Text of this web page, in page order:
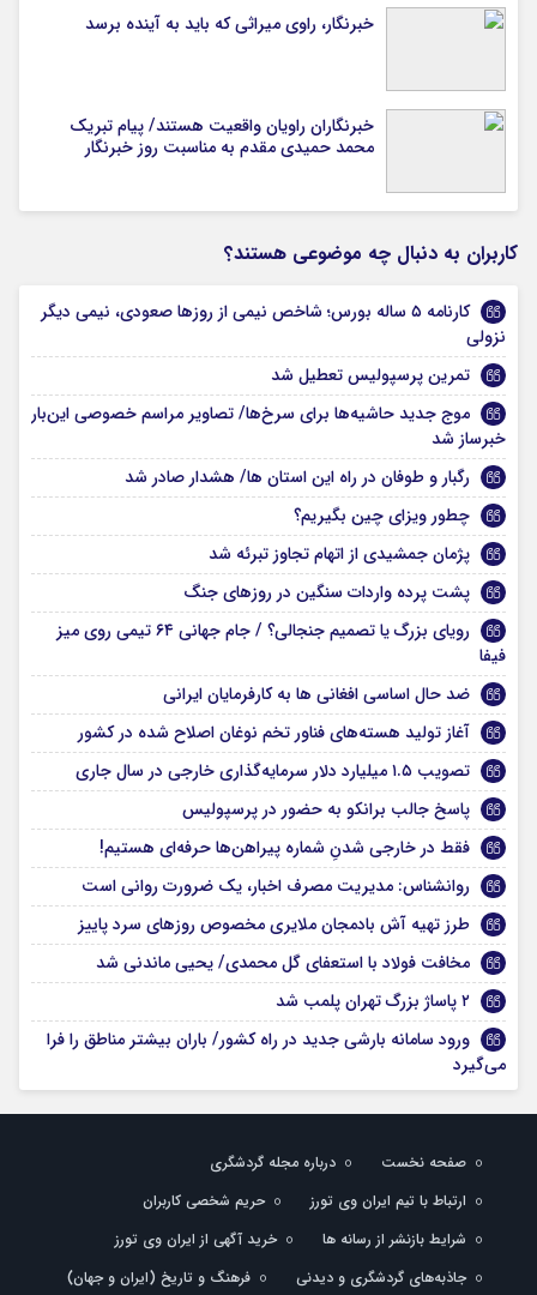
خبرنگار، راوی میراثی که باید به آینده برسد
خبرنگاران راویان واقعیت هستند/ پیام تبریک
محمد حمیدی مقدم به مناسبت روز خبرنگار
کاربران به دنبال چه موضوعی هستند؟
کارنامه ۵ ساله بورس؛ شاخص نیمی از روزها صعودی، نیمی دیگر
نزولی
تمرین پرسپولیس تعطیل شد
موج جدید حاشیه‌ها برای سرخ‌ها/ تصاویر مراسم خصوصی این‌بار
خبرساز شد
رگبار و طوفان در راه این استان ها/ هشدار صادر شد
چطور ویزای چین بگیریم؟
پژمان جمشیدی از اتهام تجاوز تبرئه شد
پشت پرده واردات سنگین در روزهای جنگ
رویای بزرگ یا تصمیم جنجالی؟ / جام جهانی ۶۴ تیمی روی میز
فیفا
ضد حال اساسی افغانی ها به کارفرمایان ایرانی
آغاز تولید هسته‌های فناور تخم نوغان اصلاح شده در کشور
تصویب ۱.۵ میلیارد دلار سرمایه‌گذاری خارجی در سال جاری
پاسخ جالب برانکو به حضور در پرسپولیس
فقط در خارجی شدنِ شماره پیراهن‌ها حرفه‌ای هستیم!
روانشناس: مدیریت مصرف اخبار، یک ضرورت روانی است
طرز تهیه آش بادمجان ملایری مخصوص روز‌های سرد پاییز
مخافت فولاد با استعفای گل محمدی/ یحیی ماندنی شد
۲ پاساژ بزرگ تهران پلمب شد
ورود سامانه بارشی جدید در راه کشور/ باران بیشتر مناطق را فرا
می‌گیرد
صفحه نخست
درباره مجله گردشگری
ارتباط با تیم ایران وی تورز
حریم شخصی کاربران
شرایط بازنشر از رسانه ها
خرید آگهی از ایران وی تورز
جاذبه‌های گردشگری و دیدنی
فرهنگ و تاریخ (ایران و جهان)